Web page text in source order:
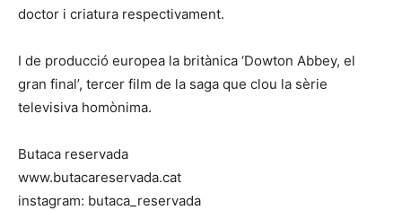
doctor i criatura respectivament.
I de producció europea la britànica ‘Dowton Abbey, el
gran final’, tercer film de la saga que clou la sèrie
televisiva homònima.
Butaca reservada
www.butacareservada.cat
instagram: butaca_reservada